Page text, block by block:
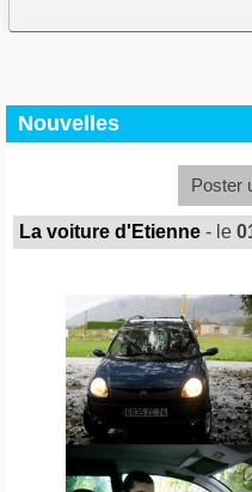
Nouvelles
Poster
La voiture d'Etienne - le